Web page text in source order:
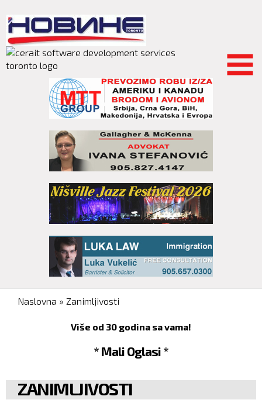
main
content
You are here
Naslovna » Zanimljivosti
Više od 30 godina sa vama!
* Mali Oglasi *
ZANIMLJIVOSTI